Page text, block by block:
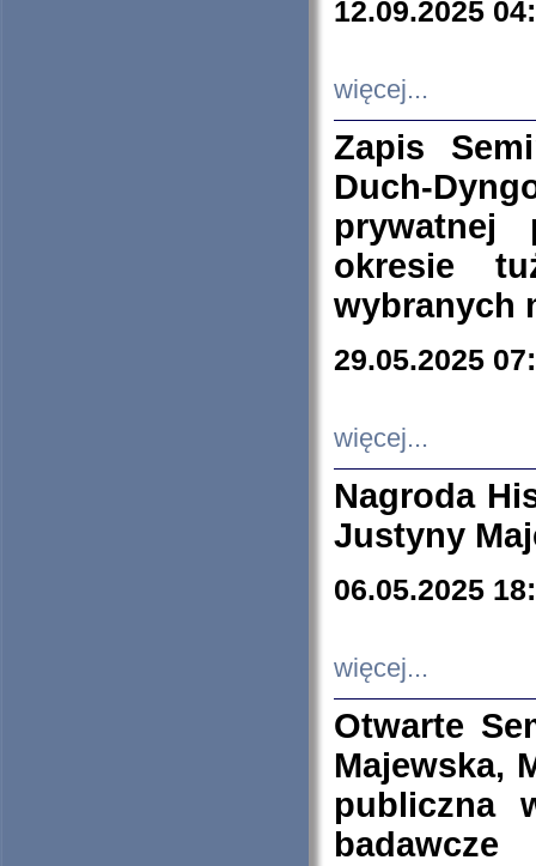
12.09.2025
więcej...
Zapis
Duch-
prywatnej
okresie
wybranych
29.05.2025
więcej...
Nagroda
Justyny
06.05.2025
więcej...
Otwarte
Majewska,
publiczna
badawcze